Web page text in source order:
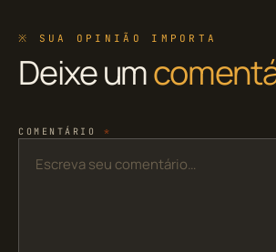
※ SUA OPINIÃO IMPORTA
Deixe um
COMENTÁRIO *